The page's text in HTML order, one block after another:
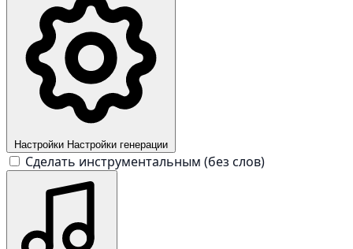
Настройки Настройки генерации
Сделать инструментальным (без слов)